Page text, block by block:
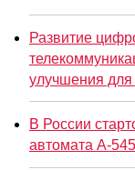
Развитие
улучшения для
В России
автомата А-